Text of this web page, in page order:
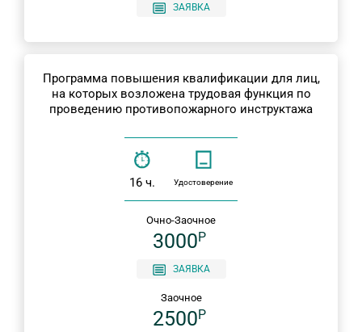
ЗАЯВКА
Программа повышения квалификации для лиц,
на которых возложена трудовая функция по
проведению противопожарного инструктажа
16 ч. Удостоверение
Очно-Заочное
3000P
ЗАЯВКА
Заочное
2500P